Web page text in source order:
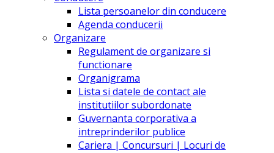
Lista persoanelor din conducere
Agenda conducerii
Organizare
Regulament de organizare si
functionare
Organigrama
Lista si datele de contact ale
institutiilor subordonate
Guvernanta corporativa a
intreprinderilor publice
Cariera | Concursuri | Locuri de